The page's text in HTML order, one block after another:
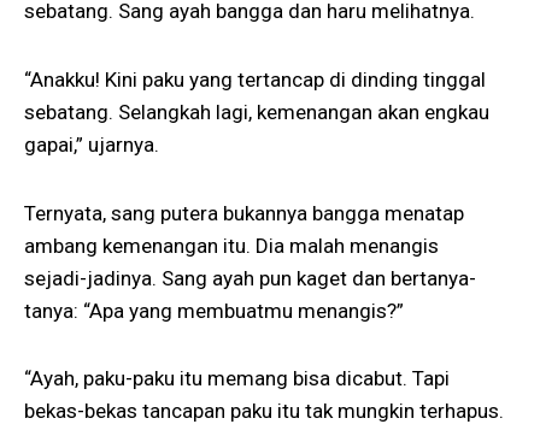
sebatang. Sang ayah bangga dan haru melihatnya.
“Anakku! Kini paku yang tertancap di dinding tinggal
sebatang. Selangkah lagi, kemenangan akan engkau
gapai,” ujarnya.
Ternyata, sang putera bukannya bangga menatap
ambang kemenangan itu. Dia malah menangis
sejadi-jadinya. Sang ayah pun kaget dan bertanya-
tanya: “Apa yang membuatmu menangis?”
“Ayah, paku-paku itu memang bisa dicabut. Tapi
bekas-bekas tancapan paku itu tak mungkin terhapus.